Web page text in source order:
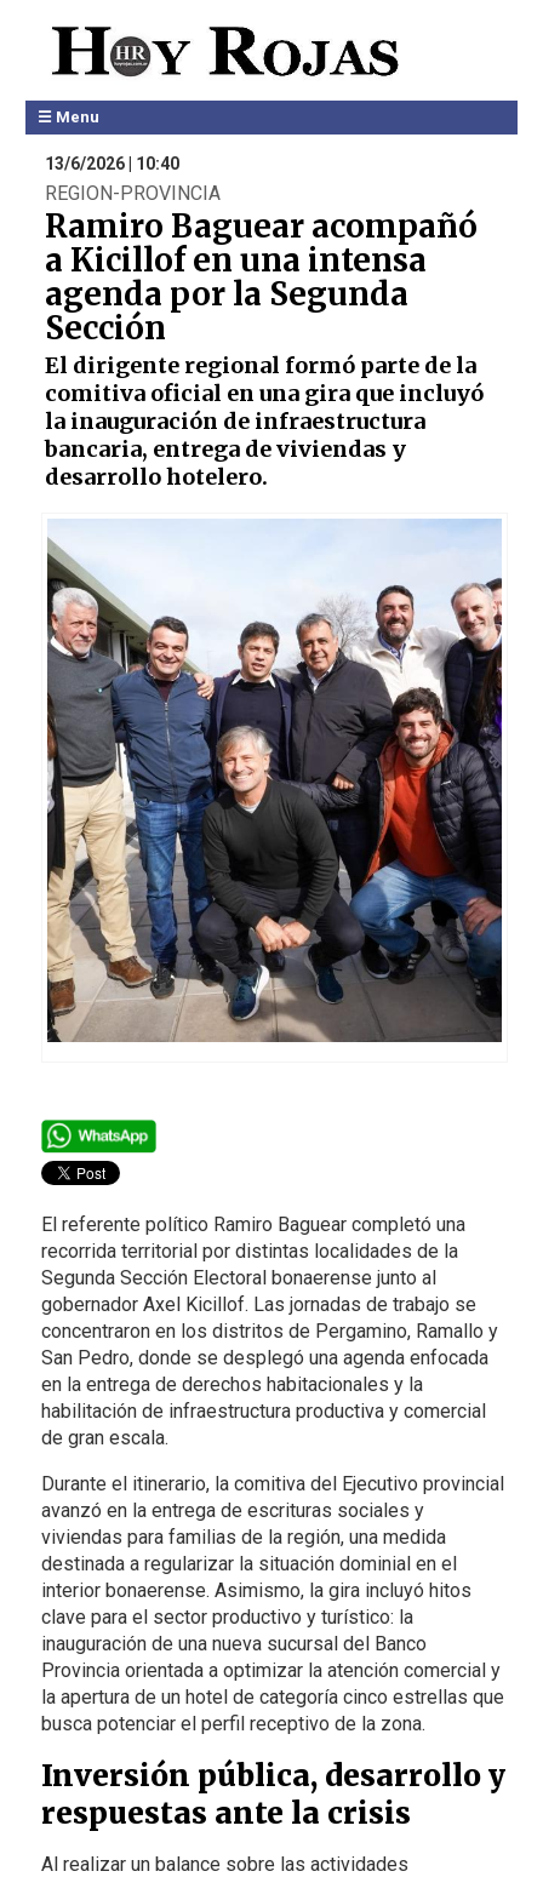
☰ Menu
13/6/2026 | 10:40
REGION-PROVINCIA
Ramiro Baguear acompañó
a Kicillof en una intensa
agenda por la Segunda
Sección
El dirigente regional formó parte de la
comitiva oficial en una gira que incluyó
la inauguración de infraestructura
bancaria, entrega de viviendas y
desarrollo hotelero.
El referente político Ramiro Baguear completó una
recorrida territorial por distintas localidades de la
Segunda Sección Electoral bonaerense junto al
gobernador Axel Kicillof. Las jornadas de trabajo se
concentraron en los distritos de Pergamino, Ramallo y
San Pedro, donde se desplegó una agenda enfocada
en la entrega de derechos habitacionales y la
habilitación de infraestructura productiva y comercial
de gran escala.
Durante el itinerario, la comitiva del Ejecutivo provincial
avanzó en la entrega de escrituras sociales y
viviendas para familias de la región, una medida
destinada a regularizar la situación dominial en el
interior bonaerense. Asimismo, la gira incluyó hitos
clave para el sector productivo y turístico: la
inauguración de una nueva sucursal del Banco
Provincia orientada a optimizar la atención comercial y
la apertura de un hotel de categoría cinco estrellas que
busca potenciar el perfil receptivo de la zona.
Inversión pública, desarrollo y
respuestas ante la crisis
Al realizar un balance sobre las actividades